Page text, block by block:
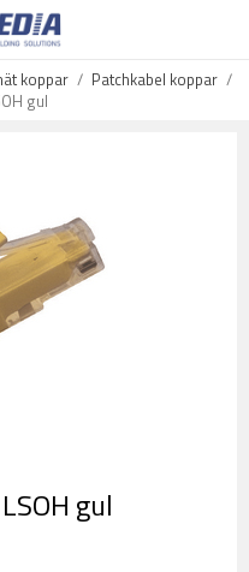
koppar / Patchkabel koppar /
gul
gul